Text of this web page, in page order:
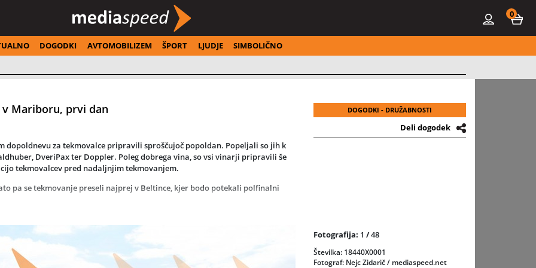
0
DOGODKI AVTOMOBILIZEM ŠPORT LJUDJE SIMBOLIČNO
v Mariboru, prvi dan
dopoldnevu za tekmovalce pripravili sproščujoč popoldan. Popeljali so jih k
DveriPax ter Doppler. Poleg dobrega vina, so vsi vinarji pripravili še
tekmovalcev pred nadaljnjim tekmovanjem.
pa se tekmovanje preseli najprej v Beltince, kjer bodo potekali polfinalni
DOGODKI - DRUŽABNOSTI
Deli dogodek
Fotografija: 1 /48
Številka: 18440X0001
Fotograf: Nejc Zidarič / mediaspeed.net